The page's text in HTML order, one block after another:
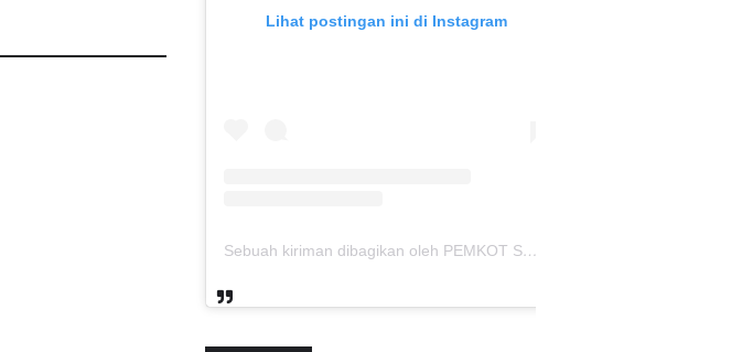
Lihat postingan ini di Instagram
Sebuah kiriman dibagikan oleh PEMKOT SUKABUMI (@pemkotsukabumi_)